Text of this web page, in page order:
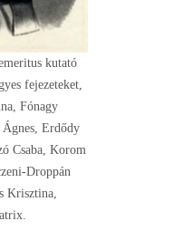
emeritus kutató
fejezeteket,
Fónagy
Erdődy
Csaba, Korom
Droppán
Krisztina,